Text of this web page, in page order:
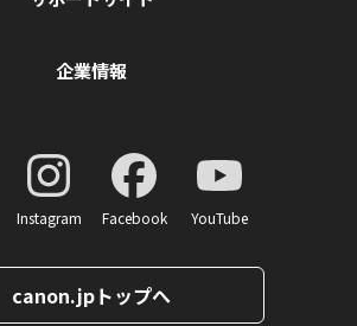
企業情報
Instagram Facebook YouTube
canon.jpトップへ